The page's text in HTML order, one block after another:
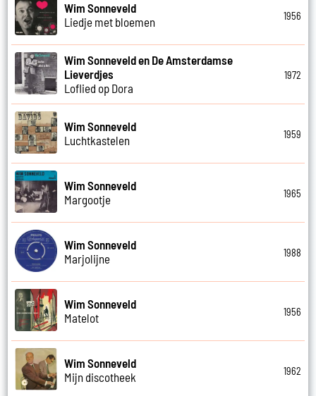
Wim Sonneveld
Liedje met bloemen
1956
Wim Sonneveld en De Amsterdamse
Lieverdjes
Loflied op Dora
1972
Wim Sonneveld
Luchtkastelen
1959
Wim Sonneveld
Margootje
1965
Wim Sonneveld
Marjolijne
1988
Wim Sonneveld
Matelot
1956
Wim Sonneveld
Mijn discotheek
1962